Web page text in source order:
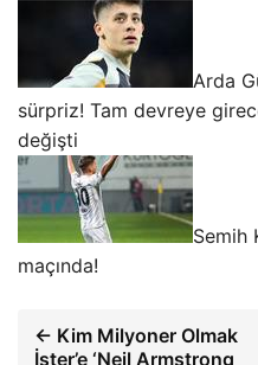
Arda
sürpriz! Tam devreye
değişti
Semih
maçında!
← Kim Milyoner Olmak
İster’e ‘Neil Armstrong